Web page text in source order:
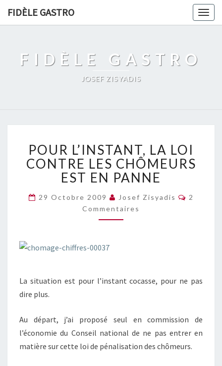
FIDÈLE GASTRO
FIDÈLE GASTRO
JOSEF ZISYADIS
L’INSTANT,
LA
LOI
CONTRE
LES
CHÔMEURS
EST
POUR L’INSTANT, LA LOI
CONTRE LES CHÔMEURS
EST EN PANNE
29 Octobre 2009 Josef Zisyadis
2
Commentaires
La situation est pour l’instant cocasse, pour ne pas
dire plus.
Au départ, j’ai proposé seul en commission de
l’économie du Conseil national de ne pas entrer en
matière sur cette loi de pénalisation des chômeurs.